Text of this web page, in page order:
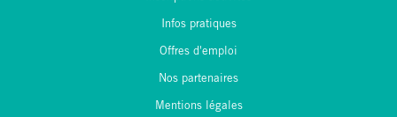
Infos pratiques
Offres d'emploi
Nos partenaires
Mentions légales